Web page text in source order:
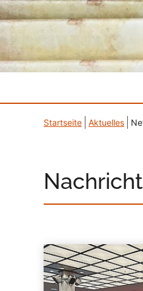
Startseite Aktuelles